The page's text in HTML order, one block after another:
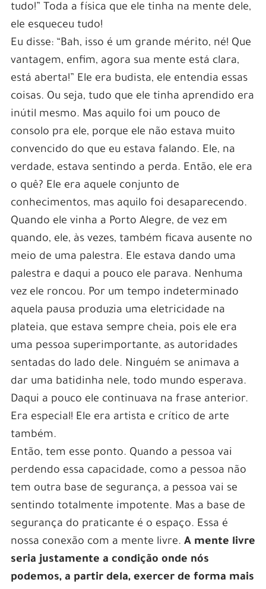
tudo!” Toda a física que ele tinha na mente dele,
ele esqueceu tudo!
Eu disse: “Bah, isso é um grande mérito, né! Que
vantagem, enfim, agora sua mente está clara,
está aberta!” Ele era budista, ele entendia essas
coisas. Ou seja, tudo que ele tinha aprendido era
inútil mesmo. Mas aquilo foi um pouco de
consolo pra ele, porque ele não estava muito
convencido do que eu estava falando. Ele, na
verdade, estava sentindo a perda. Então, ele era
o quê? Ele era aquele conjunto de
conhecimentos, mas aquilo foi desaparecendo.
Quando ele vinha a Porto Alegre, de vez em
quando, ele, às vezes, também ficava ausente no
meio de uma palestra. Ele estava dando uma
palestra e daqui a pouco ele parava. Nenhuma
vez ele roncou. Por um tempo indeterminado
aquela pausa produzia uma eletricidade na
plateia, que estava sempre cheia, pois ele era
uma pessoa superimportante, as autoridades
sentadas do lado dele. Ninguém se animava a
dar uma batidinha nele, todo mundo esperava.
Daqui a pouco ele continuava na frase anterior.
Era especial! Ele era artista e crítico de arte
também.
Então, tem esse ponto. Quando a pessoa vai
perdendo essa capacidade, como a pessoa não
tem outra base de segurança, a pessoa vai se
sentindo totalmente impotente. Mas a base de
segurança do praticante é o espaço. Essa é
nossa conexão com a mente livre. A mente livre
seria justamente a condição onde nós
podemos, a partir dela, exercer de forma mais